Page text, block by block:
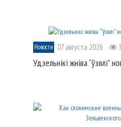
Новости 07 августа 2026
Удзельнікі жніва “ўзялі”